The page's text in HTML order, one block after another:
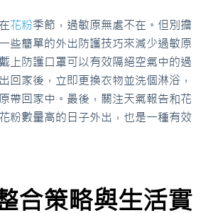
花粉季節，過敏原無處不在。但別擔
些簡單的外出防護技巧來減少過敏原
上防護口罩可以有效隔絕空氣中的過
回家後，立即更換衣物並洗個淋浴，
帶回家中。最後，關注天氣報告和花
粉數量高的日子外出，也是一種有效
合策略與生活實